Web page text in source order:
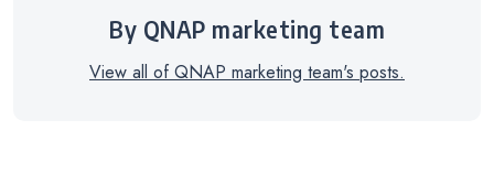
By QNAP marketing team
View all of QNAP marketing team's posts.